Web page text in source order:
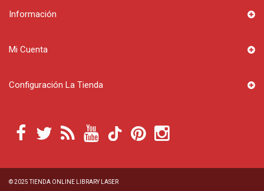
Información
© 2025TIENDA ONLINE LIBRARY LASER
Mi Cuenta
Configuración La Tienda